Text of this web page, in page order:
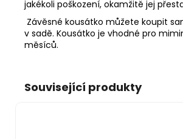
jakékoli poškození, okamžitě jej
Závěsné kousátko můžete koupit
v sadě. Kousátko je vhodné pro
měsíců.
Související produkty